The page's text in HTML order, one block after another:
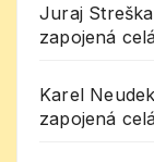
Juraj Streška
zapojená
Karel Neudek
zapojená